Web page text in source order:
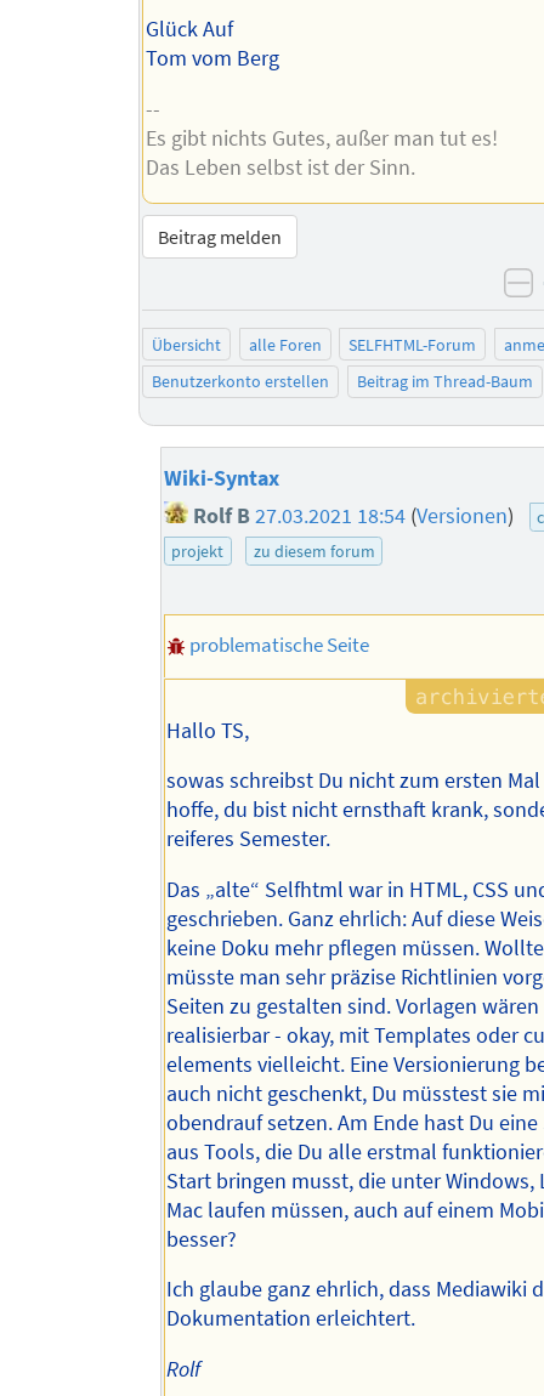
Glück Auf
Tom vom Berg
--
Es gibt nichts Gutes, außer man tut es!
Das Leben selbst ist der Sinn.
Beitrag melden
Übersicht alle Foren SELFHTML-Forum
Benutzerkonto erstellen
Beitrag im Thread-Baum
Wiki-Syntax
Rolf B27.03.2021 18:54 (Versionen)
projekt
zu diesem forum
problematische Seite
Hallo TS,
sowas schreibst Du nicht zum ersten
hoffe, du bist nicht ernsthaft krank,
reiferes Semester.
Das „alte“ Selfhtml war in HTML, CSS
geschrieben. Ganz ehrlich: Auf diese
keine Doku mehr pflegen müssen.
müsste man sehr präzise Richtlinien
Seiten zu gestalten sind. Vorlagen
realisierbar - okay, mit Templates oder
elements vielleicht. Eine Versionierung
auch nicht geschenkt, Du müsstest sie
obendrauf setzen. Am Ende hast Du
aus Tools, die Du alle erstmal
Start bringen musst, die unter Windows,
Mac laufen müssen, auch auf einem
besser?
Ich glaube ganz ehrlich, dass Mediawiki
Dokumentation erleichtert.
Rolf